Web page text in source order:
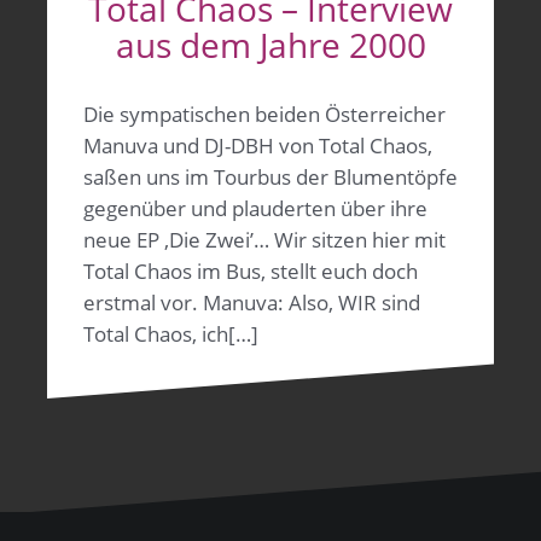
aus dem Jahre 2000
Die sympatischen beiden Österreicher
Manuva und DJ-DBH von Total Chaos,
saßen uns im Tourbus der Blumentöpfe
gegenüber und plauderten über ihre
neue EP ‚Die Zwei’… Wir sitzen hier mit
Total Chaos im Bus, stellt euch doch
erstmal vor. Manuva: Also, WIR sind
Total Chaos, ich[…]